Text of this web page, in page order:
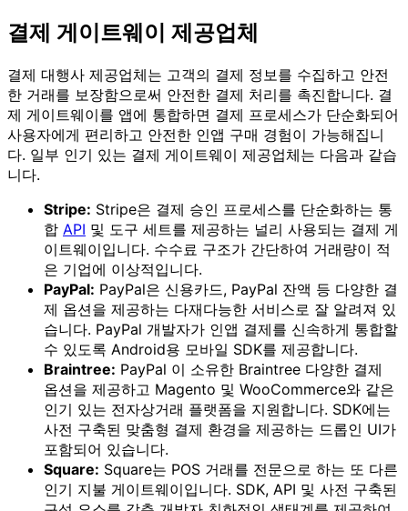
결제 게이트웨이 제공업체
결제 대행사 제공업체는 고객의 결제 정보를 수집하고 안전
한 거래를 보장함으로써 안전한 결제 처리를 촉진합니다. 결
제 게이트웨이를 앱에 통합하면 결제 프로세스가 단순화되어
사용자에게 편리하고 안전한 인앱 구매 경험이 가능해집니
다. 일부 인기 있는 결제 게이트웨이 제공업체는 다음과 같습
니다.
Stripe: Stripe은 결제 승인 프로세스를 단순화하는 통
합 API 및 도구 세트를 제공하는 널리 사용되는 결제 게
이트웨이입니다. 수수료 구조가 간단하여 거래량이 적
은 기업에 이상적입니다.
PayPal: PayPal은 신용카드, PayPal 잔액 등 다양한 결
제 옵션을 제공하는 다재다능한 서비스로 잘 알려져 있
습니다. PayPal 개발자가 인앱 결제를 신속하게 통합할
수 있도록 Android용 모바일 SDK를 제공합니다.
Braintree: PayPal 이 소유한 Braintree 다양한 결제
옵션을 제공하고 Magento 및 WooCommerce와 같은
인기 있는 전자상거래 플랫폼을 지원합니다. SDK에는
사전 구축된 맞춤형 결제 환경을 제공하는 드롭인 UI가
포함되어 있습니다.
Square: Square는 POS 거래를 전문으로 하는 또 다른
인기 지불 게이트웨이입니다. SDK, API 및 사전 구축된